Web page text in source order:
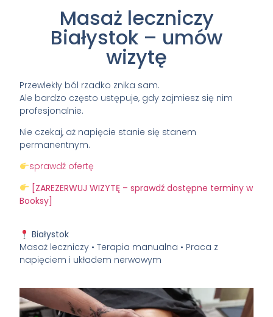
Masaż leczniczy
Białystok – umów
wizytę
Przewlekły ból rzadko znika sam.
Ale bardzo często ustępuje, gdy zajmiesz się nim
profesjonalnie.
Nie czekaj, aż napięcie stanie się stanem
permanentnym.
sprawdź ofertę
[ZAREZERWUJ WIZYTĘ – sprawdź dostępne terminy w
Booksy]
Białystok
Masaż leczniczy • Terapia manualna • Praca z
napięciem i układem nerwowym